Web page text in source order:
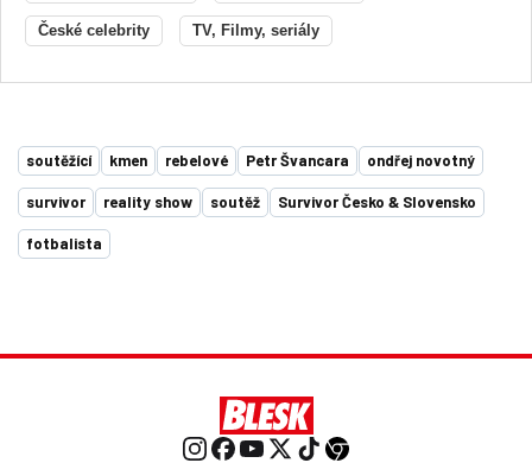
České celebrity TV, Filmy, seriály
soutěžící kmen rebelové Petr Švancara ondřej novotný
survivor reality show soutěž Survivor Česko & Slovensko
fotbalista